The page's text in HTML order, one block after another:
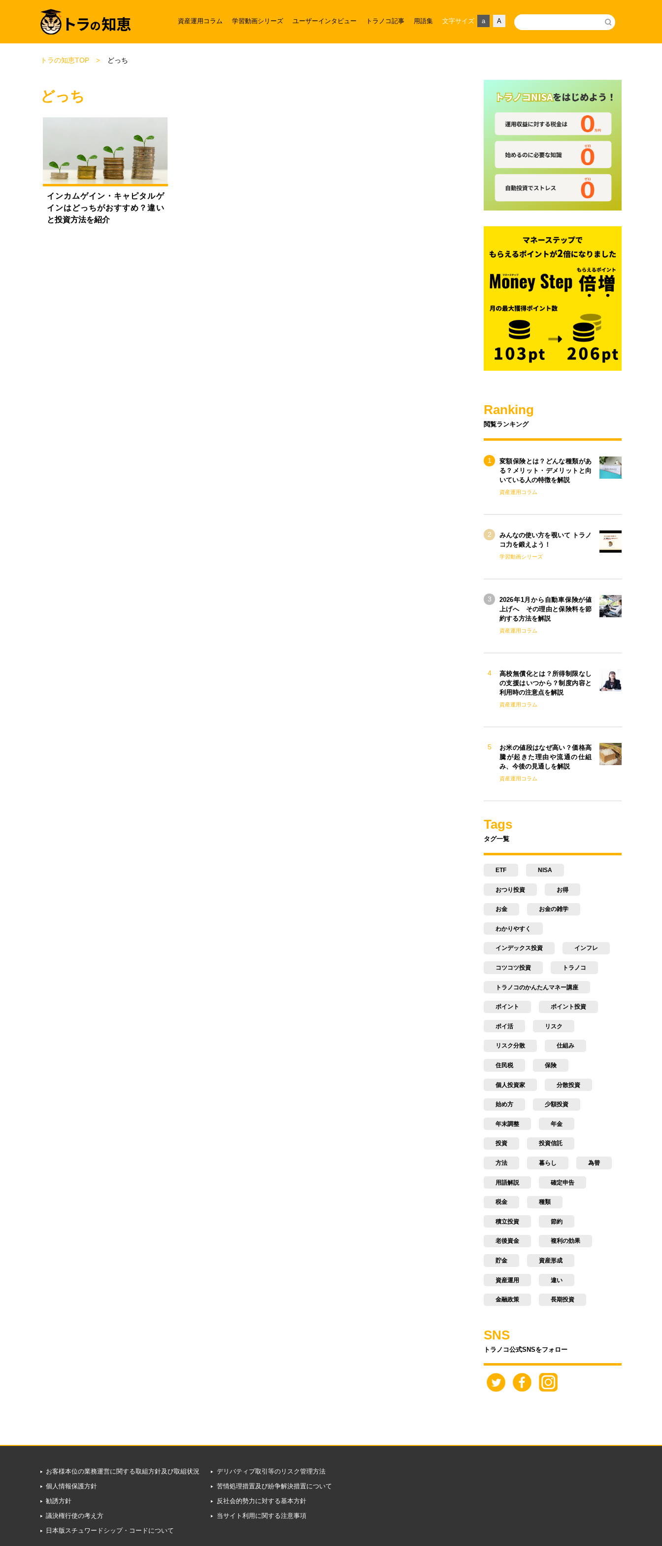
資産運用コラム 学習動画シリーズ ユーザーインタビュー トラノコ記事 用語集 文字サイズ a A
トラの知恵TOP どっち
どっち
インカムゲイン・キャピタルゲ
インはどっちがおすすめ？違い
と投資方法を紹介
Ranking
閲覧ランキング
変額保険とは？どんな種類があ
る？メリット・デメリットと向
いている人の特徴を解説
資産運用コラム
みんなの使い方を覗いて トラノ
コ力を鍛えよう！
学習動画シリーズ
2026年1月から自動車保険が値
上げへ その理由と保険料を節
約する方法を解説
資産運用コラム
高校無償化とは？所得制限なし
の支援はいつから？制度内容と
利用時の注意点を解説
資産運用コラム
お米の値段はなぜ高い？価格高
騰が起きた理由や流通の仕組
み、今後の見通しを解説
資産運用コラム
Tags
タグ一覧
ETF NISA
おつり投資 お得
お金 お金の雑学
わかりやすく
インデックス投資 インフレ
コツコツ投資 トラノコ
トラノコのかんたんマネー講座
ポイント ポイント投資
ポイ活 リスク
リスク分散 仕組み
住民税 保険
個人投資家 分散投資
始め方 少額投資
年末調整 年金
投資 投資信託
方法 暮らし 為替
用語解説 確定申告
税金 種類
積立投資 節約
老後資金 複利の効果
貯金 資産形成
資産運用 違い
金融政策 長期投資
SNS
トラノコ公式SNSをフォロー
お客様本位の業務運営に関する取組方針及び取組状況
個人情報保護方針
勧誘方針
議決権行使の考え方
日本版スチュワードシップ・コードについて
デリバティブ取引等のリスク管理方法
苦情処理措置及び紛争解決措置について
反社会的勢力に対する基本方針
当サイト利用に関する注意事項